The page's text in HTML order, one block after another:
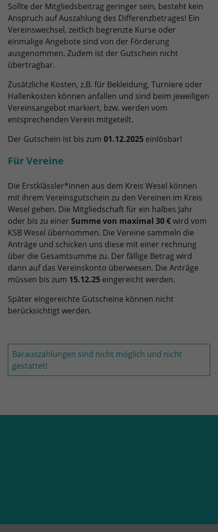
Sollte der Mitgliedsbeitrag geringer sein, besteht kein
Anspruch auf Auszahlung des Differenzbetrages! Ein
Vereinswechsel, zeitlich begrenzte Kurse oder
einmalige Angebote sind von der Förderung
ausgenommen. Zudem ist der Gutschein nicht
übertragbar.
Zusätzliche Kosten, z.B. für Bekleidung, Turniere oder
Hallenkosten können anfallen und sind beim jeweiligen
Vereinsangebot markiert, bzw. werden vom
entsprechenden Verein mitgeteilt.
Der Gutschein ist bis zum 01.12.2025 einlösbar!
Für Vereine
Die Erstklässler*innen aus dem Kreis Wesel können
mit ihrem Vereinsgutschein zu den Vereinen im Kreis
Wesel gehen. Die Mitgliedschaft für ein halbes Jahr
oder bis zu einer Summe von maximal 30 €wird vom
KSB Wesel übernommen. Die Vereine sammeln die
Anträge und schicken uns diese mit einer rechnung
über die Gesamtsumme zu. Der fällige Betrag wird
dann auf das Vereinskonto überwiesen. Die Anträge
müssen bis zum 15.12.25 eingereicht werden.
Später eingereichte Gutscheine können nicht
berücksichtigt werden.
Barauszahlungen sind nicht möglich und nicht
gestattet!